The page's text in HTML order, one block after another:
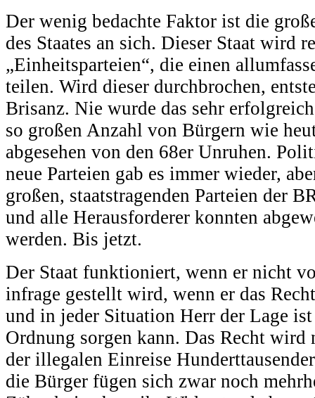
Der wenig bedachte Faktor ist die
des Staates an sich. Dieser Staat wird
„Einheitsparteien“, die einen
teilen. Wird dieser durchbrochen,
Brisanz. Nie wurde das sehr
so großen Anzahl von Bürgern wie
abgesehen von den 68er Unruhen.
neue Parteien gab es immer wieder,
großen, staatstragenden Parteien der
und alle Herausforderer konnten
werden. Bis jetzt.
Der Staat funktioniert, wenn er nicht
infrage gestellt wird, wenn er das
und in jeder Situation Herr der Lage
Ordnung sorgen kann. Das Recht
der illegalen Einreise
die Bürger fügen sich zwar noch